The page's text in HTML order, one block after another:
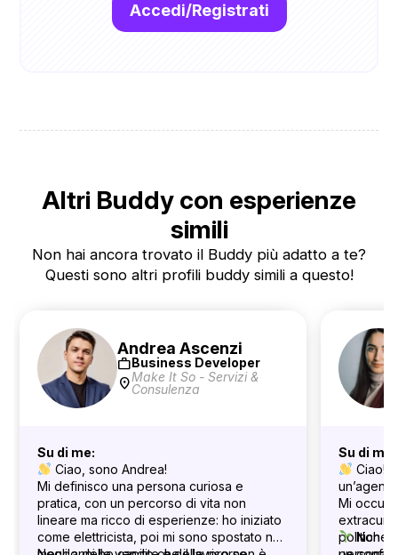
Accedi/Registrati
Altri Buddy con esperienze
simili
Non hai ancora trovato il Buddy più adatto a te?
Questi sono altri profili buddy simili a questo!
Andrea Ascenzi
workBusiness Developer
location_onMake It So - Servizi &
Consulenza
Su di me:
Ciao, sono Andrea!
Mi definisco una persona curiosa e
pratica, con un percorso di vita non
lineare ma ricco di esperienze: ho iniziato
come elettricista, poi mi sono spostato nel
Su di me:
Ciao!
Mi
politiche
Non